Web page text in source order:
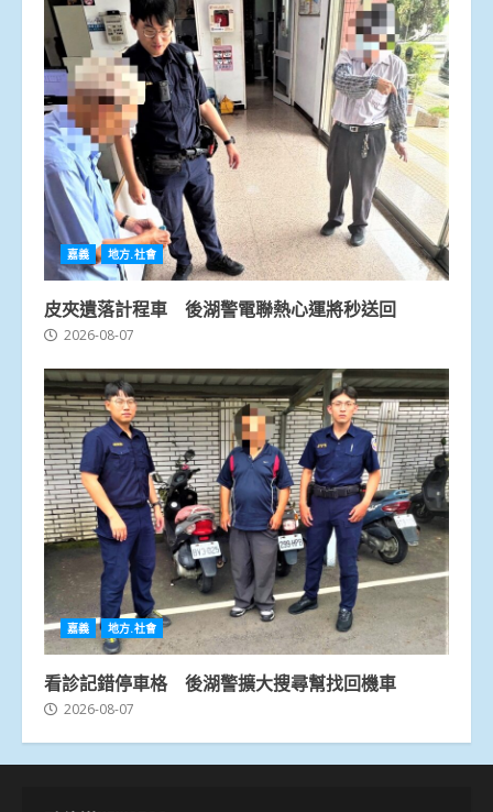
嘉義 地方.社會
皮夾遺落計程車 後湖警電聯熱心運將秒送回
2026-08-07
嘉義 地方.社會
看診記錯停車格 後湖警擴大搜尋幫找回機車
2026-08-07